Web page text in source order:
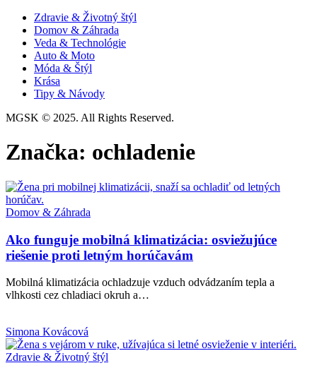
Zdravie & Životný štýl
Domov & Záhrada
Veda & Technológie
Auto & Moto
Móda & Štýl
Krása
Tipy & Návody
MGSK © 2025. All Rights Reserved.
Značka: ochladenie
Domov & Záhrada
Ako funguje mobilná klimatizácia: osviežujúce
riešenie proti letným horúčavám
Mobilná klimatizácia ochladzuje vzduch odvádzaním tepla a
vlhkosti cez chladiaci okruh a…
Simona Kovácová
Zdravie & Životný štýl